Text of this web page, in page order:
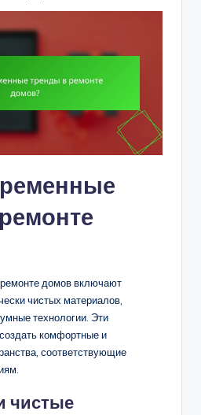
домов включают
чистых материалов,
технологии. Эти
комфортные и
соответствующие
чистые